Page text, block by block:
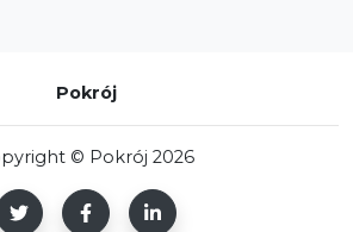
Pokrój
© Pokrój 2026